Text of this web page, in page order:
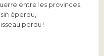
entre les provinces,
éperdu,
perdu !